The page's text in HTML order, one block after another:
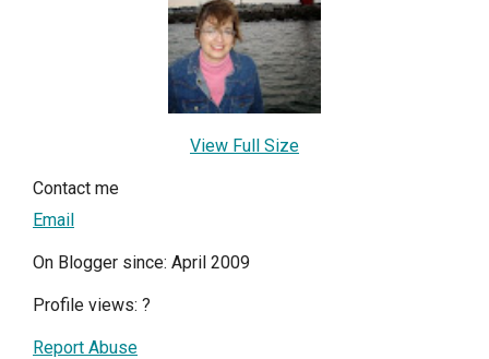
View Full Size
Contact me
Email
On Blogger since: April 2009
Profile views: ?
Report Abuse